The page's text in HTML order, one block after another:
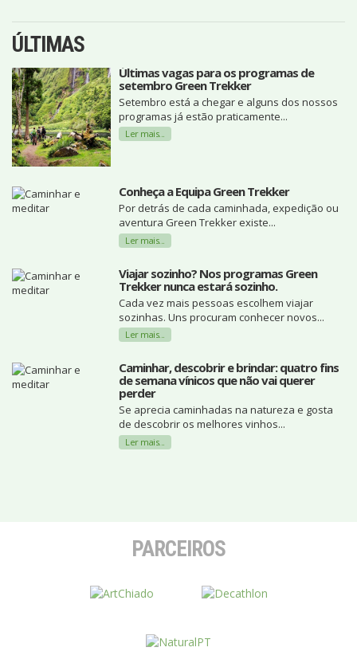
ÚLTIMAS
Últimas vagas para os programas de
setembro Green Trekker
Setembro está a chegar e alguns dos nossos
programas já estão praticamente...
Ler mais...
Conheça a Equipa Green Trekker
Por detrás de cada caminhada, expedição ou
aventura Green Trekker existe...
Ler mais...
Viajar sozinho? Nos programas Green
Trekker nunca estará sozinho.
Cada vez mais pessoas escolhem viajar
sozinhas. Uns procuram conhecer novos...
Ler mais...
Caminhar, descobrir e brindar: quatro fins
de semana vínicos que não vai querer
perder
Se aprecia caminhadas na natureza e gosta
de descobrir os melhores vinhos...
Ler mais...
PARCEIROS